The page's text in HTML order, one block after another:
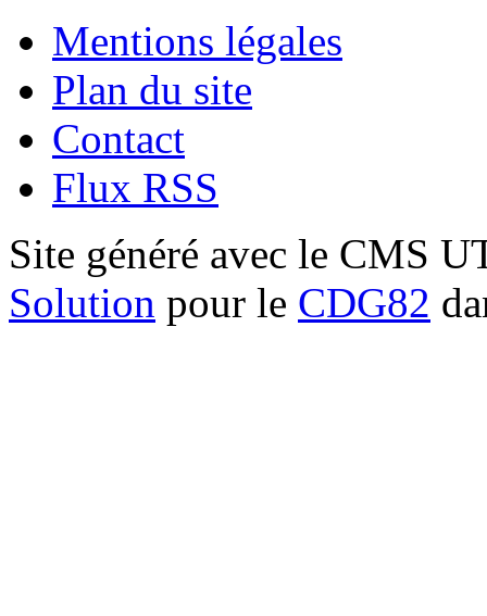
Mentions légales
Plan du site
Contact
Flux RSS
Site généré avec le CMS
Solution pour le CDG82